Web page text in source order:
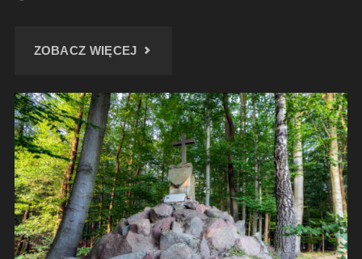
ZOBACZ WIĘCEJ"BIBIELA
–
RUINY
KOPALNI
W
ŚRODKU